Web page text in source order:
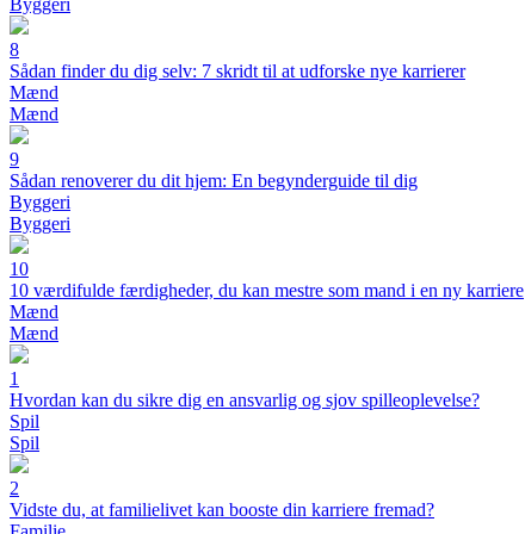
Byggeri
8
Sådan finder du dig selv: 7 skridt til at udforske nye karrierer
Mænd
Mænd
9
Sådan renoverer du dit hjem: En begynderguide til dig
Byggeri
Byggeri
10
10 værdifulde færdigheder, du kan mestre som mand i en ny karriere
Mænd
Mænd
1
Hvordan kan du sikre dig en ansvarlig og sjov spilleoplevelse?
Spil
Spil
2
Vidste du, at familielivet kan booste din karriere fremad?